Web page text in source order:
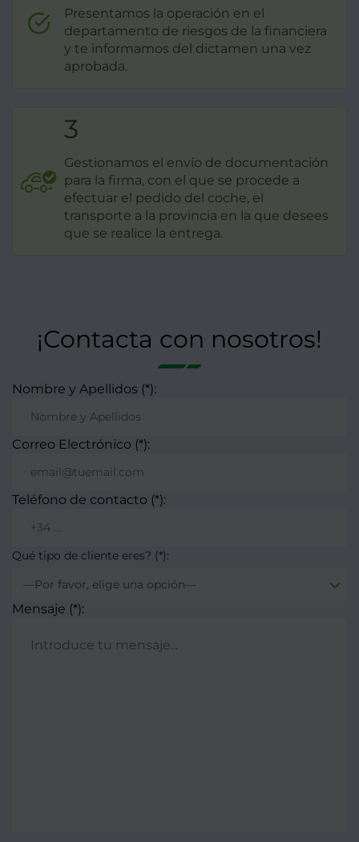
Presentamos la operación en el
departamento de riesgos de la financiera
y te informamos del dictamen una vez
aprobada.
3
Gestionamos el envío de documentación
para la firma, con el que se procede a
efectuar el pedido del coche, el
transporte a la provincia en la que desees
que se realice la entrega.
¡Contacta con nosotros!
Nombre y Apellidos (*):
Correo Electrónico (*):
Teléfono de contacto (*):
Qué tipo de cliente eres? (*):
—Por favor, elige una opción—
Mensaje (*):